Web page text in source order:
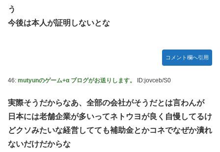
う
今後は本人が証明しないとな
コメント欄へ引用
46: mutyunのゲーム+α ブログがお送りします。 ID:jovceb/S0
実際そうだからなあ、全部の会社がそうだとは言わんが
日本には老舗企業が多いってネトウヨが良く自慢してるけ
どクソみたいな経営してても補助金とかコネでなぜか潰れ
ないだけだからな